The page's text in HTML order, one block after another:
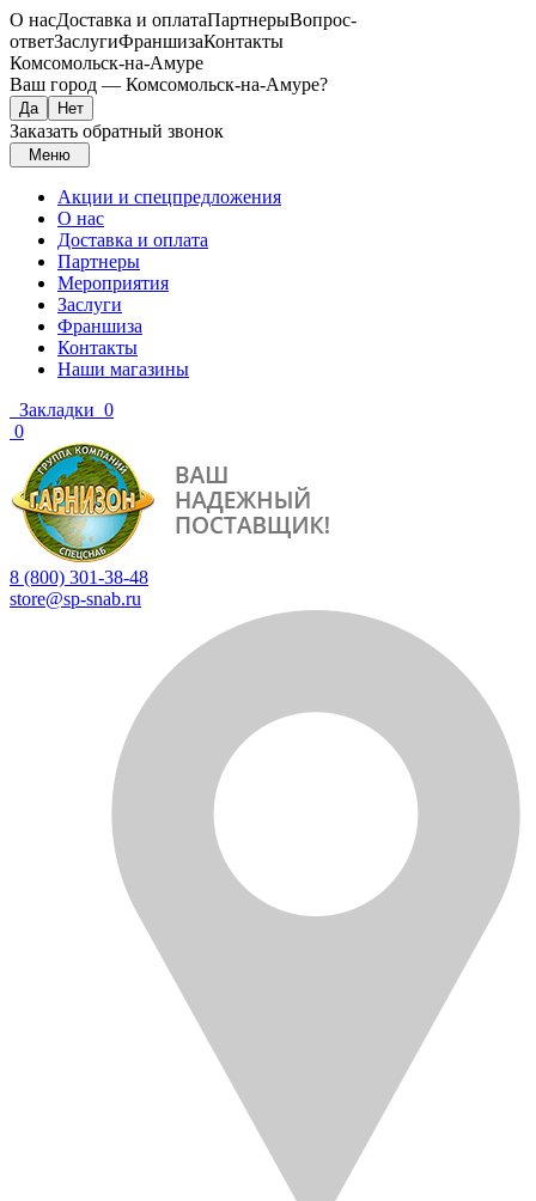
О насДоставка и оплатаПартнерыВопрос-
ответЗаслугиФраншизаКонтакты
Комсомольск-на-Амуре
Ваш город — Комсомольск-на-Амуре?
Заказать обратный звонок
Меню
Акции и спецпредложения
О нас
Доставка и оплата
Партнеры
Мероприятия
Заслуги
Франшиза
Контакты
Наши магазины
Закладки 0
0
8 (800) 301-38-48
store@sp-snab.ru